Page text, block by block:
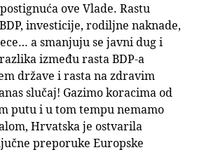
ove Vlade. Rastu
investicije, rodiljne naknade,
a smanjuju se javni dug i
između rasta BDP-a
države i rasta na zdravim
slučaj! Gazimo koracima od
putu i u tom tempu nemamo
Hrvatska je ostvarila
preporuke Europske